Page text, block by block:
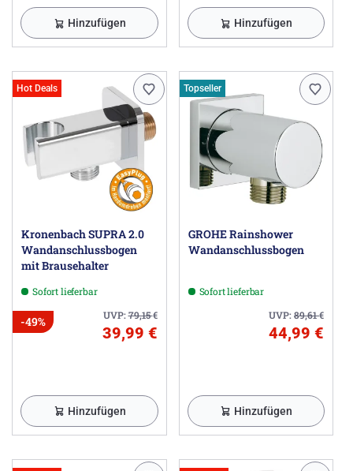
Hinzufügen Hinzufügen
Hot Deals
Kronenbach SUPRA 2.0
Wandanschlussbogen
mit Brausehalter
Sofort lieferbar
UVP:79,15€
-49%
39,99 €
Hinzufügen
Topseller
GROHE Rainshower
Wandanschlussbogen
Sofort lieferbar
UVP:89,61€
44,99 €
Hinzufügen